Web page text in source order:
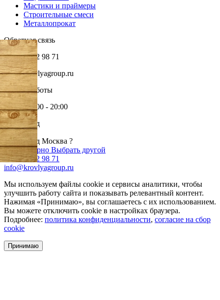
Мастики и праймеры
Строительные смеси
Металлопрокат
Обратная связь
+7 985 002 98 71
info@krovlyagroup.ru
Режим работы
Пн-Пт: 9:00 - 20:00
Ваш город
Москва
Ваш город Москва ?
Да, все верно Выбрать другой
+7 985 002 98 71
info@krovlyagroup.ru
Мы используем файлы cookie и сервисы аналитики, чтобы
улучшить работу сайта и показывать релевантный контент.
Нажимая «Принимаю», вы соглашаетесь с их использованием.
Вы можете отключить cookie в настройках браузера.
Подробнее: политика конфиденциальности, согласие на сбор
cookie
Принимаю